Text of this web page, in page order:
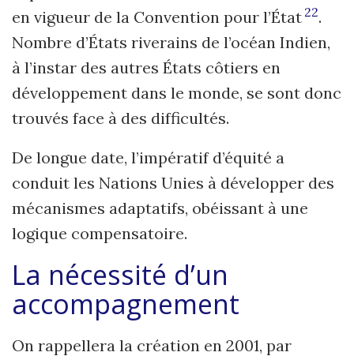
en vigueur de la Convention pour l’État 22.
Nombre d’États riverains de l’océan Indien,
à l’instar des autres États côtiers en
développement dans le monde, se sont donc
trouvés face à des difficultés.
De longue date, l’impératif d’équité a
conduit les Nations Unies à développer des
mécanismes adaptatifs, obéissant à une
logique compensatoire.
La nécessité d’un
accompagnement
On rappellera la création en 2001, par